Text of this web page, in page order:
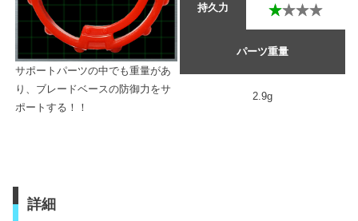
サポートパーツの中でも重量があ
り、ブレードベースの防御力をサ
ポートする！！
持久力
パーツ重量
2.9g
詳細